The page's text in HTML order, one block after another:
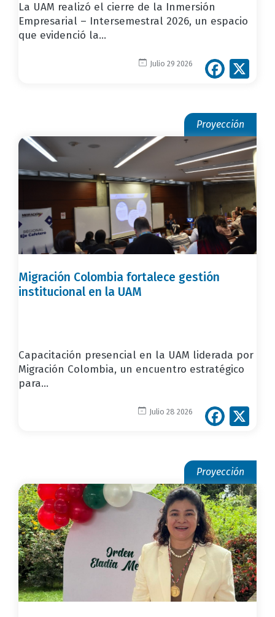
La UAM realizó el cierre de la Inmersión
Empresarial – Intersemestral 2026, un espacio
que evidenció la...
Julio 29 2026
Proyección
Migración Colombia fortalece gestión
institucional en la UAM
Capacitación presencial en la UAM liderada por
Migración Colombia, un encuentro estratégico
para...
Julio 28 2026
Proyección